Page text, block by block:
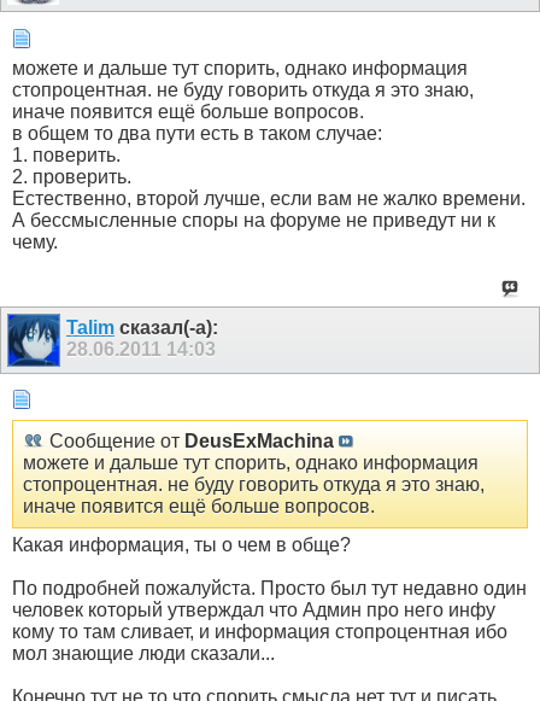
можете и дальше тут спорить, однако информация
стопроцентная. не буду говорить откуда я это знаю,
иначе появится ещё больше вопросов.
в общем то два пути есть в таком случае:
1. поверить.
2. проверить.
Естественно, второй лучше, если вам не жалко времени.
А бессмысленные споры на форуме не приведут ни к
чему.
Talim сказал(-а):
28.06.2011 14:03
Сообщение от DeusExMachina
можете и дальше тут спорить, однако информация
стопроцентная. не буду говорить откуда я это знаю,
иначе появится ещё больше вопросов.
Какая информация, ты о чем в обще?
По подробней пожалуйста. Просто был тут недавно один
человек который утверждал что Админ про него инфу
кому то там сливает, и информация стопроцентная ибо
мол знающие люди сказали...
Конечно тут не то что спорить смысла нет тут и писать